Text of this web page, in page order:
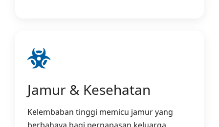
Jamur & Kesehatan
Kelembaban tinggi memicu jamur yang